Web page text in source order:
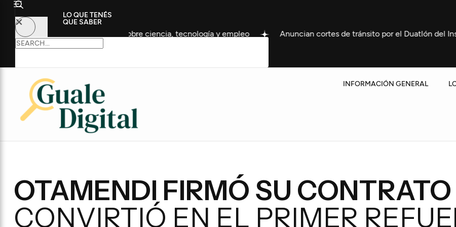
LO QUE TENÉS
QUE SABER
propuestas sobre ciencia, tecnología y empleo Anuncian cortes de tránsito por el Duatlón del Instituto Bértora este
INFORMACIÓN GENERAL
OTAMENDI FIRMÓ SU
CONVIRTIÓ EN EL PRIMER